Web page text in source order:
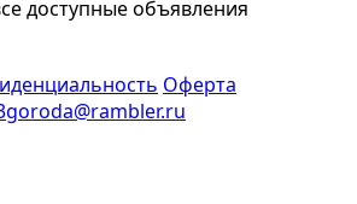
доступные объявления
Оферта